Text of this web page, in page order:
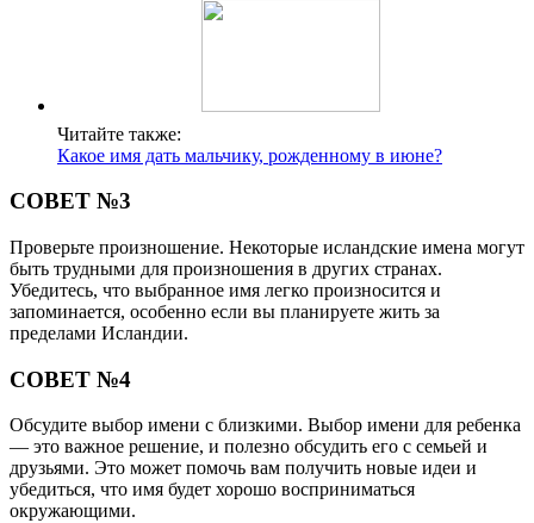
Читайте также:
Какое имя дать мальчику, рожденному в июне?
СОВЕТ №3
Проверьте произношение. Некоторые исландские имена могут
быть трудными для произношения в других странах.
Убедитесь, что выбранное имя легко произносится и
запоминается, особенно если вы планируете жить за
пределами Исландии.
СОВЕТ №4
Обсудите выбор имени с близкими. Выбор имени для ребенка
— это важное решение, и полезно обсудить его с семьей и
друзьями. Это может помочь вам получить новые идеи и
убедиться, что имя будет хорошо восприниматься
окружающими.